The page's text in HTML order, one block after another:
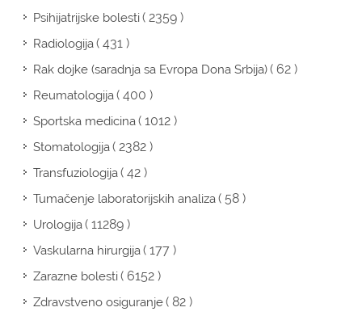
Psihijatrijske bolesti( 2359 )
Radiologija( 431 )
Rak dojke (saradnja sa Evropa Dona Srbija)( 62 )
Reumatologija( 400 )
Sportska medicina( 1012 )
Stomatologija( 2382 )
Transfuziologija( 42 )
Tumačenje laboratorijskih analiza( 58 )
Urologija( 11289 )
Vaskularna hirurgija( 177 )
Zarazne bolesti( 6152 )
Zdravstveno osiguranje( 82 )